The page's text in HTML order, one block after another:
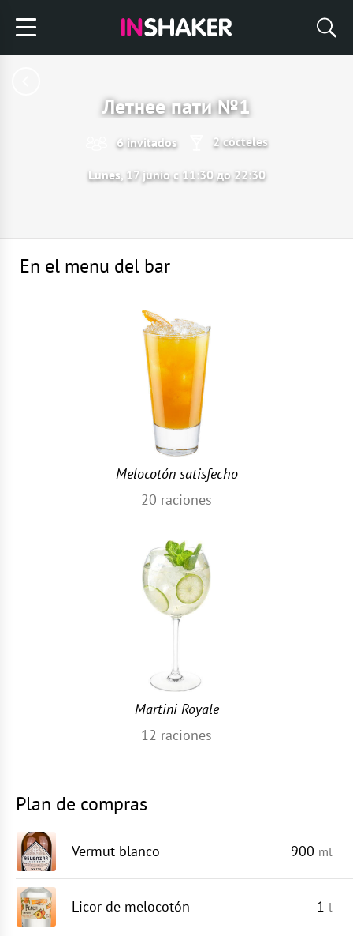
Летнее пати №1
6 invitados 2 cócteles
Lunes, 17 junio с 11:30 до 22:30
En el menu del bar
Melocotón satisfecho
20 raciones
Martini Royale
12 raciones
Plan de compras
Vermut blanco 900 ml
Licor de melocotón 1 l